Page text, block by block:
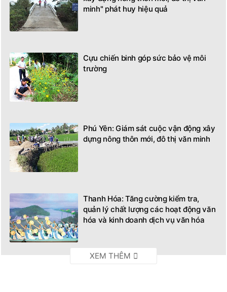
minh" phát huy hiệu quả
Cựu chiến binh góp sức bảo vệ môi
trường
Phú Yên: Giám sát cuộc vận động xây
dựng nông thôn mới, đô thị văn minh
Thanh Hóa: Tăng cường kiểm tra,
quản lý chất lượng các hoạt động văn
hóa và kinh doanh dịch vụ văn hóa